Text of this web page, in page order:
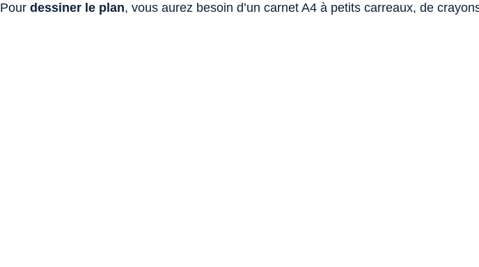
Pour dessiner le plan, vous aurez besoin d’un carnet A4 à petits carreaux, de